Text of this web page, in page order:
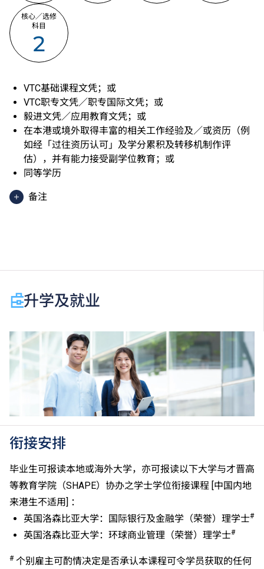
核心／选修
科目
2
VTC基础课程文凭；或
VTC职专文凭／职专国际文凭；或
毅进文凭／应用教育文凭；或
在本港或境外取得丰富的相关工作经验及／或资历（例
如经「过往资历认可」及学分累积及转移机制作评
估），并有能力接受副学位教育；或
同等学历
备注
于申请入学时只可计算一科其他语言科目（丙类科
目）。2024年及以前之其他语言科目取得「D或E级」
香港中学文凭考试科目成绩达「第二级」／「第三
级」。 2025年或以后之法语／德语／西班牙语语言能
力水平达A2或以上、日语达N3或以上 及 韩语达TOPIK
II, 3级或以上，均被接受为一般入学条件中的五科之
一。2026年起，乌尔都语成绩达E级或以上亦会被接
受。详情请按
此处。
绩，于申请入学时会被视为等同香港中学文凭考试科目
成绩达「第二级」。
如五科香港中学文凭考试的其中一科为公民与社会发展
其他四个香港中学文凭考试科目（包括中国语文和英国
语文）取得第二级或以上成绩。另外，数学科延伸部分
（单元一或单元二）第二级或以上成绩亦被接受为一般
入学条件中的五科之一。如申请人同时持有单元一及单
适用于持中专教育文凭／职专文凭（于2017/18学年或
升学及就业
衔接安排
毕业生可报读本地或海外大学，亦可报读以下大学与才晋高
等教育学院（SHAPE）协办之学士学位衔接课程 [中国内地
来港生不适用] ：
英国洛森比亚大学：国际银行及金融学（荣誉）理学士#
英国洛森比亚大学：环球商业管理（荣誉）理学士#
# 个别雇主可酌情决定是否承认本课程可令学员获取的任何